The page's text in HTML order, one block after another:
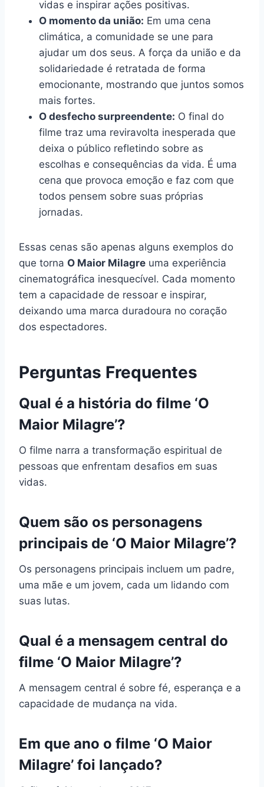
vidas e inspirar ações positivas.
O momento da união: Em uma cena
climática, a comunidade se une para
ajudar um dos seus. A força da união e da
solidariedade é retratada de forma
emocionante, mostrando que juntos somos
mais fortes.
O desfecho surpreendente: O final do
filme traz uma reviravolta inesperada que
deixa o público refletindo sobre as
escolhas e consequências da vida. É uma
cena que provoca emoção e faz com que
todos pensem sobre suas próprias
jornadas.
Essas cenas são apenas alguns exemplos do
que torna O Maior Milagre uma experiência
cinematográfica inesquecível. Cada momento
tem a capacidade de ressoar e inspirar,
deixando uma marca duradoura no coração
dos espectadores.
Perguntas Frequentes
Qual é a história do filme ‘O
Maior Milagre’?
O filme narra a transformação espiritual de
pessoas que enfrentam desafios em suas
vidas.
Quem são os personagens
principais de ‘O Maior Milagre’?
Os personagens principais incluem um padre,
uma mãe e um jovem, cada um lidando com
suas lutas.
Qual é a mensagem central do
filme ‘O Maior Milagre’?
A mensagem central é sobre fé, esperança e a
capacidade de mudança na vida.
Em que ano o filme ‘O Maior
Milagre’ foi lançado?